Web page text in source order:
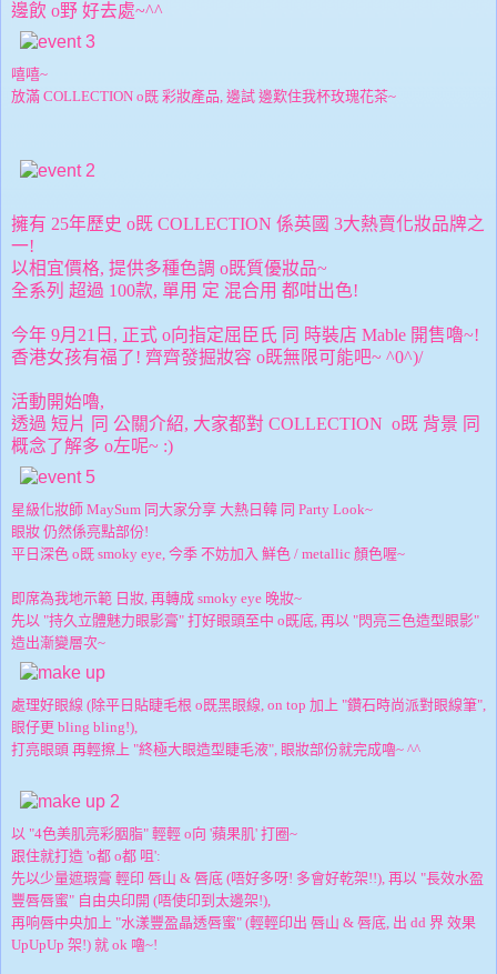
邊飲 o野 好去處~^^
嘻嘻~
放滿 COLLECTION o既 彩妝產品, 邊試 邊歎住我杯玫瑰花茶~
擁有 25年歷史 o既 COLLECTION 係英國 3大熱賣化妝品牌之
一!
以相宜價格, 提供多種色調 o既質優妝品~
全系列 超過 100款, 單用 定 混合用 都咁出色!
今年 9月21日, 正式 o向指定屈臣氏 同 時裝店 Mable 開售嚕~!
香港女孩有福了! 齊齊發掘妝容 o既無限可能吧~ ^0^)/
活動開始嚕,
透過 短片 同 公關介紹, 大家都對 COLLECTION o既 背景 同
概念了解多 o左呢~ :)
星級化妝師 MaySum 同大家分享 大熱日韓 同 Party Look~
眼妝 仍然係亮點部份!
平日深色 o既 smoky eye, 今季 不妨加入 鮮色 / metallic 顏色喔~
即席為我地示範 日妝, 再轉成 smoky eye 晚妝~
先以 "持久立體魅力眼影膏" 打好眼頭至中 o既底, 再以 "閃亮三色造型眼影"
造出漸變層次~
處理好眼線 (除平日貼睫毛根 o既黑眼線, on top 加上 "鑽石時尚派對眼線筆",
眼仔更 bling bling!),
打亮眼頭 再輕擦上 "終極大眼造型睫毛液", 眼妝部份就完成嚕~ ^^
以 "4色美肌亮彩胭脂" 輕輕 o向 '蘋果肌' 打圈~
跟住就打造 'o都 o都 咀':
先以少量遮瑕膏 輕印 唇山 & 唇底 (唔好多呀! 多會好乾架!!), 再以 "長效水盈
豐唇唇蜜" 自由央印開 (唔使印到太邊架!),
再响唇中央加上 "水漾豐盈晶透唇蜜" (輕輕印出 唇山 & 唇底, 出 dd 界 效果
UpUpUp 架!) 就 ok 嚕~!